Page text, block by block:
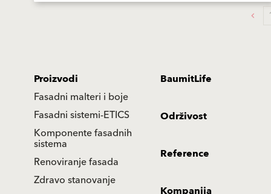
Proizvodi
Fasadni malteri i boje
Fasadni sistemi-ETICS
Komponente fasadnih
sistema
Renoviranje fasada
Zdravo stanovanje
BaumitLife
Održivost
Reference